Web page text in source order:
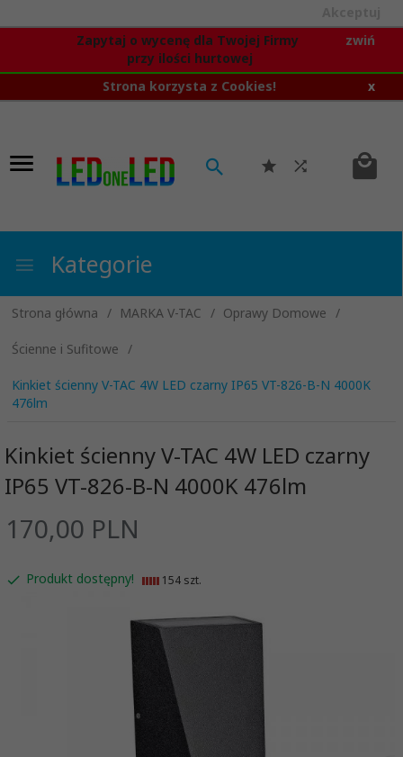
Zapytaj o wycenę dla Twojej Firmy
przy ilości hurtowej
zwiń
Strona korzysta z Cookies! x
Kategorie
Strona główna MARKA V-TAC Oprawy Domowe
Ścienne i Sufitowe
Kinkiet ścienny V-TAC 4W LED czarny IP65 VT-826-B-N 4000K
476lm
Kinkiet ścienny V-TAC 4W LED czarny
IP65 VT-826-B-N 4000K 476lm
170,00 PLN
Produkt dostępny! 154 szt.